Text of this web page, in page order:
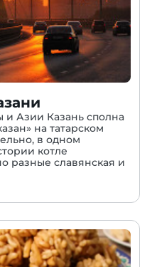
и Азии Казань сполна
на татарском
в одном
котле
разные славянская и